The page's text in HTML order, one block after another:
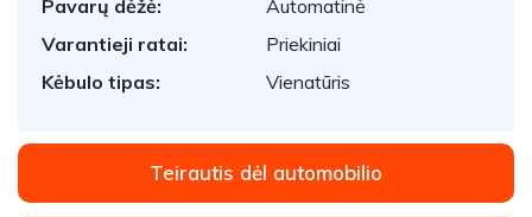
Pavarų dėžė:
Automatinė
Varantieji ratai:
Priekiniai
Kėbulo tipas:
Vienatūris
Teirautis dėl automobilio